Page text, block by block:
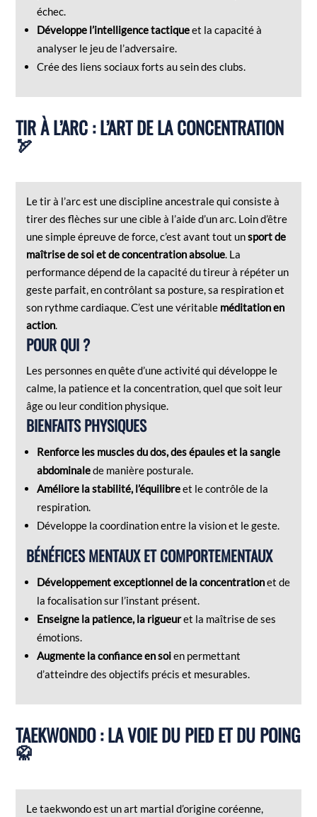
échec.
Développe l’intelligence tactiqueet la capacité à
analyser le jeu de l’adversaire.
Crée des liens sociaux forts au sein des clubs.
TIR À L’ARC : L’ART DE LA CONCENTRATION
🏹
Le tir à l’arc est une discipline ancestrale qui consiste à
tirer des flèches sur une cible à l’aide d’un arc. Loin d’être
une simple épreuve de force, c’est avant tout unsport de
maîtrise de soi et de concentration absolue. La
performance dépend de la capacité du tireur à répéter un
geste parfait, en contrôlant sa posture, sa respiration et
son rythme cardiaque. C’est une véritable méditation en
action.
POUR QUI ?
Les personnes en quête d’une activité qui développe le
calme, la patience et la concentration, quel que soit leur
âge ou leur condition physique.
BIENFAITS PHYSIQUES
Renforce les muscles du dos, des épaules et la sangle
abdominalede manière posturale.
Améliore la stabilité, l’équilibreet le contrôle de la
respiration.
Développe la coordination entre la vision et le geste.
BÉNÉFICES MENTAUX ET COMPORTEMENTAUX
Développement exceptionnel de la concentrationet de
la focalisation sur l’instant présent.
Enseigne la patience, la rigueuret la maîtrise de ses
émotions.
Augmente la confiance en soien permettant
d’atteindre des objectifs précis et mesurables.
TAEKWONDO : LA VOIE DU PIED ET DU POING
🥋
Le taekwondo est un art martial d’origine coréenne,